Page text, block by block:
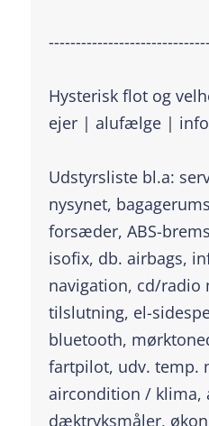
Hysterisk flot og
ejer | alufælge |
Udstyrsliste bl.a:
nysynet,
forsæder, ABS-
isofix, db. airbags,
navigation, cd/radio
tilslutning, el-
bluetooth,
fartpilot, udv. temp.
aircondition / klima,
dæktryksmåler,